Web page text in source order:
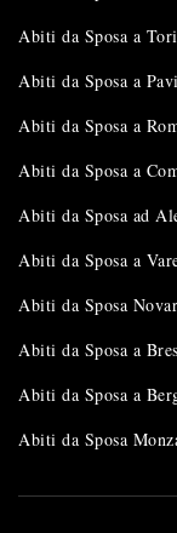
Abiti da Sposa a
Abiti da Sposa a
Abiti da Sposa a
Abiti da Sposa a
Abiti da Sposa ad
Abiti da Sposa a
Abiti da Sposa
Abiti da Sposa a
Abiti da Sposa a
Abiti da Sposa